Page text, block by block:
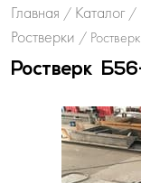
Главная / Каталог /
Ростверки /
Ростверк